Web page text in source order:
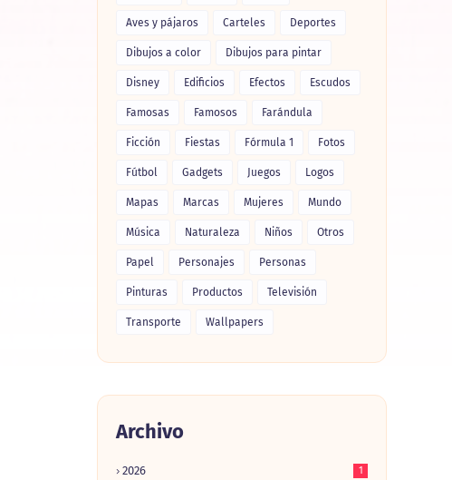
Aves y pájaros Carteles Deportes
Dibujos a color Dibujos para pintar
Disney Edificios Efectos Escudos
Famosas Famosos Farándula
Ficción Fiestas Fórmula 1 Fotos
Fútbol Gadgets Juegos Logos
Mapas Marcas Mujeres Mundo
Música Naturaleza Niños Otros
Papel Personajes Personas
Pinturas Productos Televisión
Transporte Wallpapers
Archivo
2026 1